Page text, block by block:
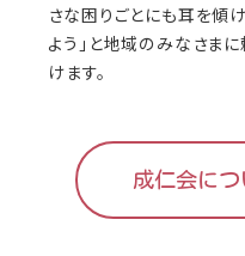
さな困りごとにも耳を傾
よう」と地域のみなさま
けます。
成仁会につ